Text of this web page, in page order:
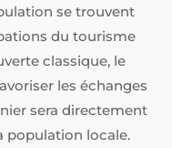
se trouvent
du tourisme
classique, le
les échanges
sera directement
population locale.